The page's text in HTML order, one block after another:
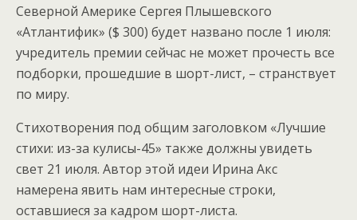
Северной Америке Сергея Плышевского
«Атлантифик» ($ 300) будет названо после 1 июля:
учредитель премии сейчас не может прочесть все
подборки, прошедшие в шорт-лист, – странствует
по миру.
Стихотворения под общим заголовком «Лучшие
стихи: из-за кулисы-45» также должны увидеть
свет 21 июля. Автор этой идеи Ирина Акс
намерена явить нам интересные строки,
оставшиеся за кадром шорт-листа.